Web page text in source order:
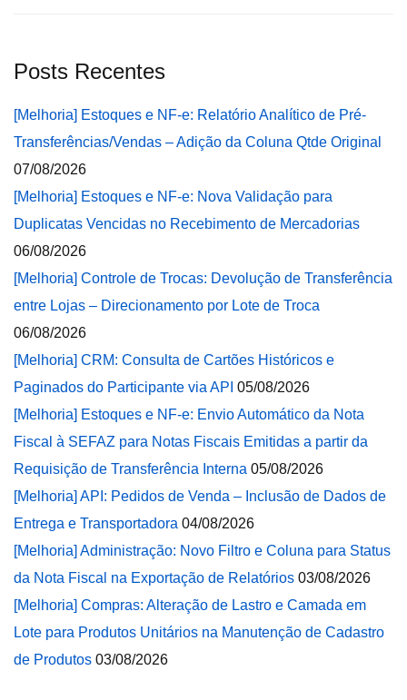
Posts Recentes
[Melhoria] Estoques e NF-e: Relatório Analítico de Pré-
Transferências/Vendas – Adição da Coluna Qtde Original
07/08/2026
[Melhoria] Estoques e NF-e: Nova Validação para
Duplicatas Vencidas no Recebimento de Mercadorias
06/08/2026
[Melhoria] Controle de Trocas: Devolução de Transferência
entre Lojas – Direcionamento por Lote de Troca
06/08/2026
[Melhoria] CRM: Consulta de Cartões Históricos e
Paginados do Participante via API 05/08/2026
[Melhoria] Estoques e NF-e: Envio Automático da Nota
Fiscal à SEFAZ para Notas Fiscais Emitidas a partir da
Requisição de Transferência Interna 05/08/2026
[Melhoria] API: Pedidos de Venda – Inclusão de Dados de
Entrega e Transportadora 04/08/2026
[Melhoria] Administração: Novo Filtro e Coluna para Status
da Nota Fiscal na Exportação de Relatórios 03/08/2026
[Melhoria] Compras: Alteração de Lastro e Camada em
Lote para Produtos Unitários na Manutenção de Cadastro
de Produtos 03/08/2026